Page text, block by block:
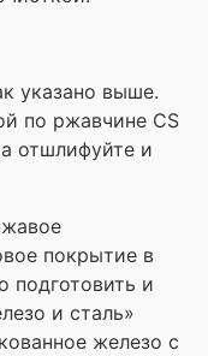
указано выше.
по ржавчине CS
отшлифуйте и
покрытие в
подготовить и
и сталь»
железо с